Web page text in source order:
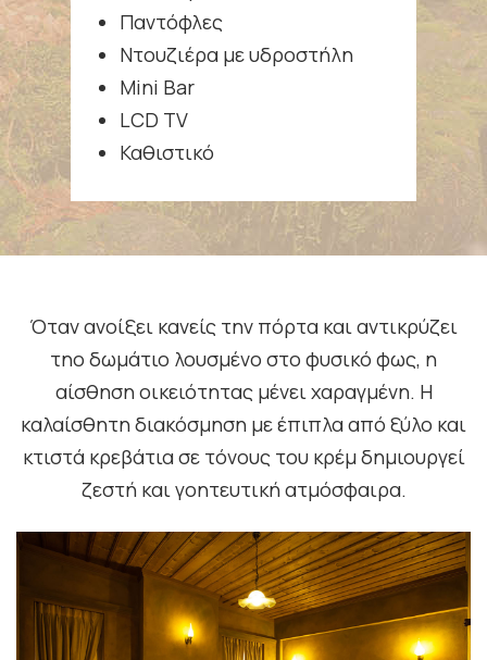
Παντόφλες
Ντουζιέρα με υδροστήλη
Μini Bar
LCD TV
Καθιστικό
Όταν ανοίξει κανείς την πόρτα και αντικρύζει
τηο δωμάτιο λουσμένο στο φυσικό φως, η
αίσθηση οικειότητας μένει χαραγμένη. Η
καλαίσθητη διακόσμηση με έπιπλα από ξύλο και
κτιστά κρεβάτια σε τόνους του κρέμ δημιουργεί
ζεστή και γοητευτική ατμόσφαιρα.